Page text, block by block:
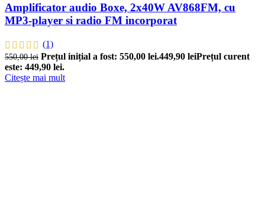
Amplificator audio Boxe, 2x40W AV868FM, cu
MP3-player si radio FM incorporat
(1)
550,00lei Prețul inițial a fost: 550,00 lei.449,90 leiPrețul curent
este: 449,90 lei.
Citește mai mult